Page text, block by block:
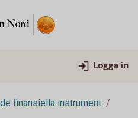
Logga in
finansiella instrument